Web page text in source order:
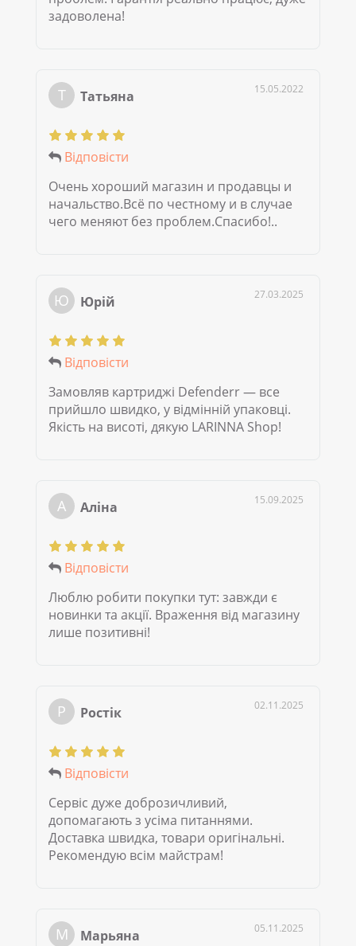
задоволена!
Т Татьяна 15.05.2022
Відповісти
Очень хороший магазин и продавцы и
начальство.Всё по честному и в случае
чего меняют без проблем.Спасибо!..
Ю Юрій 27.03.2025
Відповісти
Замовляв картриджі Defenderr — все
прийшло швидко, у відмінній упаковці.
Якість на висоті, дякую LARINNA Shop!
А Аліна 15.09.2025
Відповісти
Люблю робити покупки тут: завжди є
новинки та акції. Враження від магазину
лише позитивні!
Р Ростік 02.11.2025
Відповісти
Сервіс дуже доброзичливий,
допомагають з усіма питаннями.
Доставка швидка, товари оригінальні.
Рекомендую всім майстрам!
М Марьяна 05.11.2025